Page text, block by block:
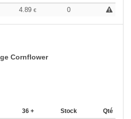
4.89 € 0
Cornflower
36 + Stock Qté